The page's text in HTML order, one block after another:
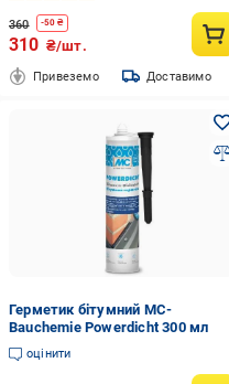
360 -50 ₴
310 ₴/шт.
Привеземо Доставимо
Герметик бітумний MC-
Bauchemie Powerdicht 300 мл
оцінити